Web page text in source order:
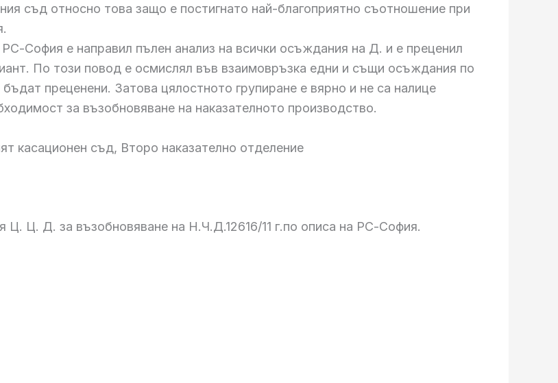
съд относно това защо е постигнато най-благоприятно съотношение при
София е направил пълен анализ на всички осъждания на Д. и е преценил
По този повод е осмислял във взаимовръзка едни и същи осъждания по
преценени. Затова цялостното групиране е вярно и не са налице
за възобновяване на наказателното производство.
касационен съд, Второ наказателно отделение
Ц. Д. за възобновяване на Н.Ч.Д.12616/11 г.по описа на РС-София.